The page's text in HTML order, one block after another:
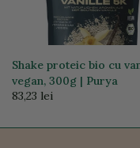
Shake proteic bio cu
vegan, 300g | Purya
83,23 lei